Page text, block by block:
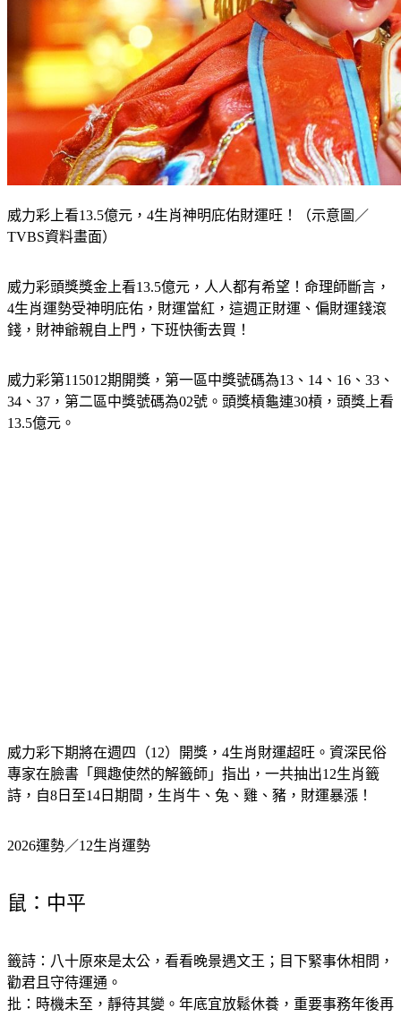
威力彩上看13.5億元，4生肖神明庇佑財運旺！（示意圖／
TVBS資料畫面）
威力彩頭獎獎金上看13.5億元，人人都有希望！命理師斷言，
4生肖運勢受神明庇佑，財運當紅，這週正財運、偏財運錢滾
錢，財神爺親自上門，下班快衝去買！
威力彩第115012期開獎，第一區中獎號碼為13、14、16、33、
34、37，第二區中獎號碼為02號。頭獎槓龜連30槓，頭獎上看
13.5億元。
威力彩下期將在週四（12）開獎，4生肖財運超旺。資深民俗
專家在臉書「興趣使然的解籤師」指出，一共抽出12生肖籤
詩，自8日至14日期間，生肖牛、兔、雞、豬，財運暴漲！
2026運勢／12生肖運勢
鼠：中平
籤詩：八十原來是太公，看看晚景遇文王；目下緊事休相問，
勸君且守待運通。
批：時機未至，靜待其變。年底宜放鬆休養，重要事務年後再